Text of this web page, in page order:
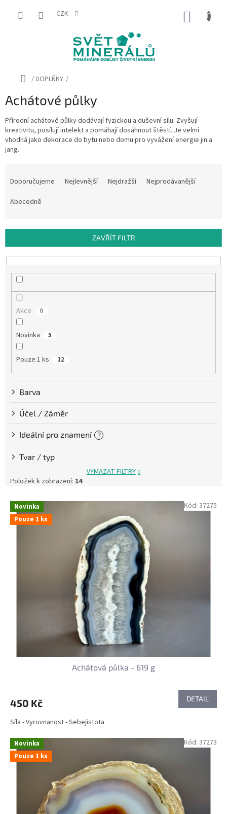
CZK
Domů
/DOPLŇKY /
Achátové půlky
Přírodní achátové půlky dodávají fyzickou a duševní sílu. Zvyšují
kreativitu, posílují intelekt a pomáhají dosáhnout štěstí. Je velmi
vhodná jako dekorace do bytu nebo domu pro vyvážení energie jin a
jang.
r
o
Doporučujeme Nejlevnější Nejdražší
Nejprodávanější
Abecedně
ZAVŘÍT FILTR
Akce 0
Novinka 5
Pouze 1 ks 12
Barva
Účel / Záměr
Ideální pro znamení ?
Tvar / typ
VYMAZAT FILTRY
Položek k zobrazení: 14
V
p
Novinka
Pouze 1 ks
Achátová půlka - 619 g
450 Kč DETAIL
Síla - Vyrovnanost - Sebejistota
Kód: 37275
Novinka
Pouze 1 ks
Kód: 37273